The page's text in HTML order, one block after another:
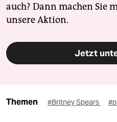
auch? Dann machen Sie
unsere Aktion.
Jetzt
Themen #Britney Spears